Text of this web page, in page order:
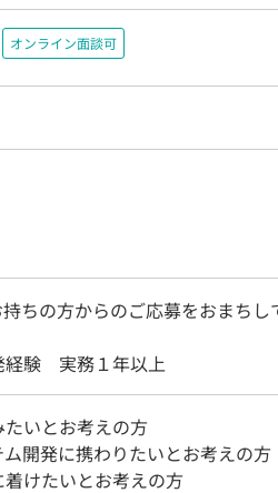
オンライン面談可
ちの方からのご応募をおまちし
経験 実務１年以上
たいとお考えの方
開発に携わりたいとお考えの方
着けたいとお考えの方